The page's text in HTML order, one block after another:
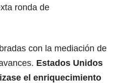
ronda de
con la mediación de
Estados Unidos
el enriquecimiento